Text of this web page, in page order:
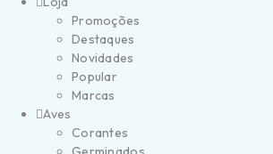
Promoções
Destaques
Novidades
Popular
Marcas
Aves
Corantes